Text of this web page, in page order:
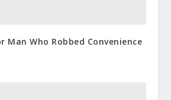
Man Who Robbed Convenience